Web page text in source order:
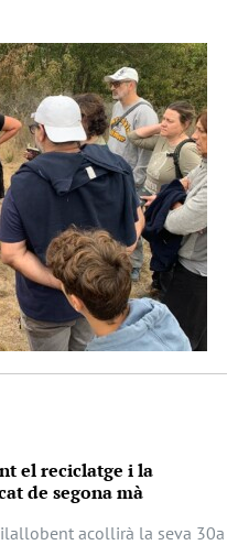
el reciclatge i la
de segona mà
acollirà la seva 30a